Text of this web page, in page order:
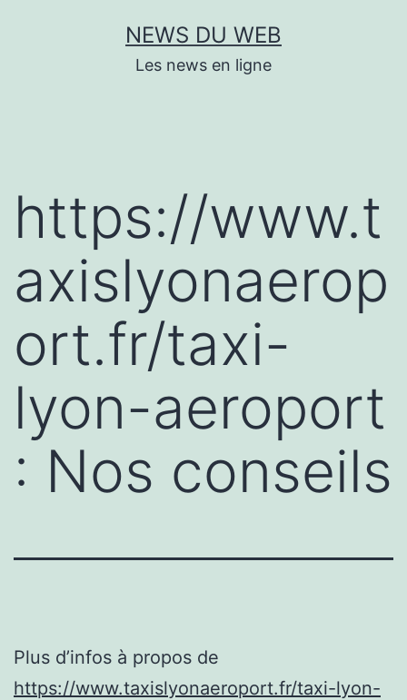
NEWS DU WEB
Les news en ligne
https://www.t
axislyonaerop
ort.fr/taxi-
lyon-aeroport
: Nos conseils
Plus d’infos à propos de
https://www.taxislyonaeroport.fr/taxi-lyon-